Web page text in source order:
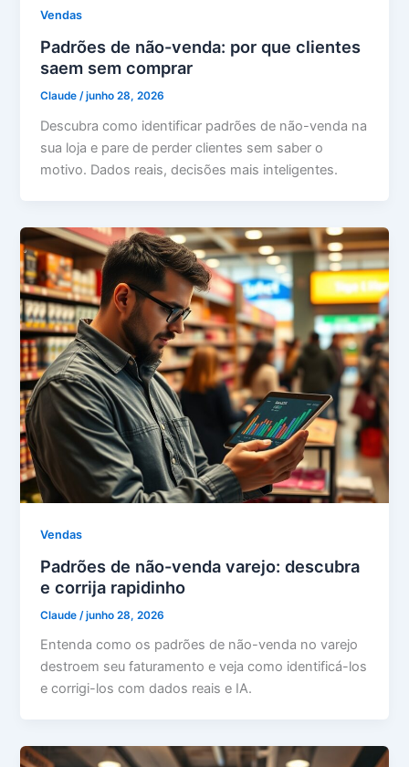
Vendas
Padrões de não-venda: por que clientes
saem sem comprar
Claude/junho 28, 2026
Descubra como identificar padrões de não-venda na
sua loja e pare de perder clientes sem saber o
motivo. Dados reais, decisões mais inteligentes.
Vendas
Padrões de não-venda varejo: descubra
e corrija rapidinho
Claude /junho 28, 2026
Entenda como os padrões de não-venda no varejo
destroem seu faturamento e veja como identificá-los
e corrigi-los com dados reais e IA.